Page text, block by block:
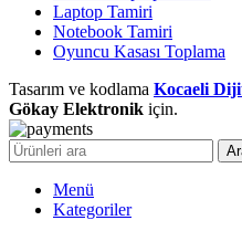
Laptop Tamiri
Notebook Tamiri
Oyuncu Kasası Toplama
Tasarım ve kodlama Kocaeli
Gökay Elektronik için.
Menü
Kategoriler